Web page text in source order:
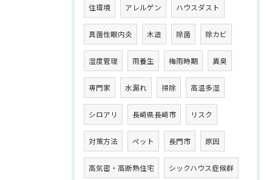
住環境 アレルゲン ハウスダスト
真菌性眼内炎 木造 除菌 除カビ
湿度管理 雨養生 梅雨時期 異臭
専門家 水漏れ 掃除 高温多湿
シロアリ 長崎県長崎市 リスク
対策方法 ペット 長門市 原因
高気密・高断熱住宅 シックハウス症候群